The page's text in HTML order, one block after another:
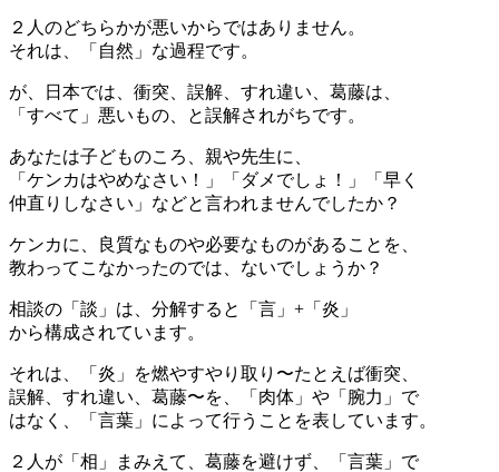
２人のどちらかが悪いからではありません。
それは、「自然」な過程です。
が、日本では、衝突、誤解、すれ違い、葛藤は、
「すべて」悪いもの、と誤解されがちです。
あなたは子どものころ、親や先生に、
「ケンカはやめなさい！」「ダメでしょ！」「早く
仲直りしなさい」などと言われませんでしたか？
ケンカに、良質なものや必要なものがあることを、
教わってこなかったのでは、ないでしょうか？
相談の「談」は、分解すると「言」+「炎」
から構成されています。
それは、「炎」を燃やすやり取り〜たとえば衝突、
誤解、すれ違い、葛藤〜を、「肉体」や「腕力」で
はなく、「言葉」によって行うことを表しています。
２人が「相」まみえて、葛藤を避けず、「言葉」で